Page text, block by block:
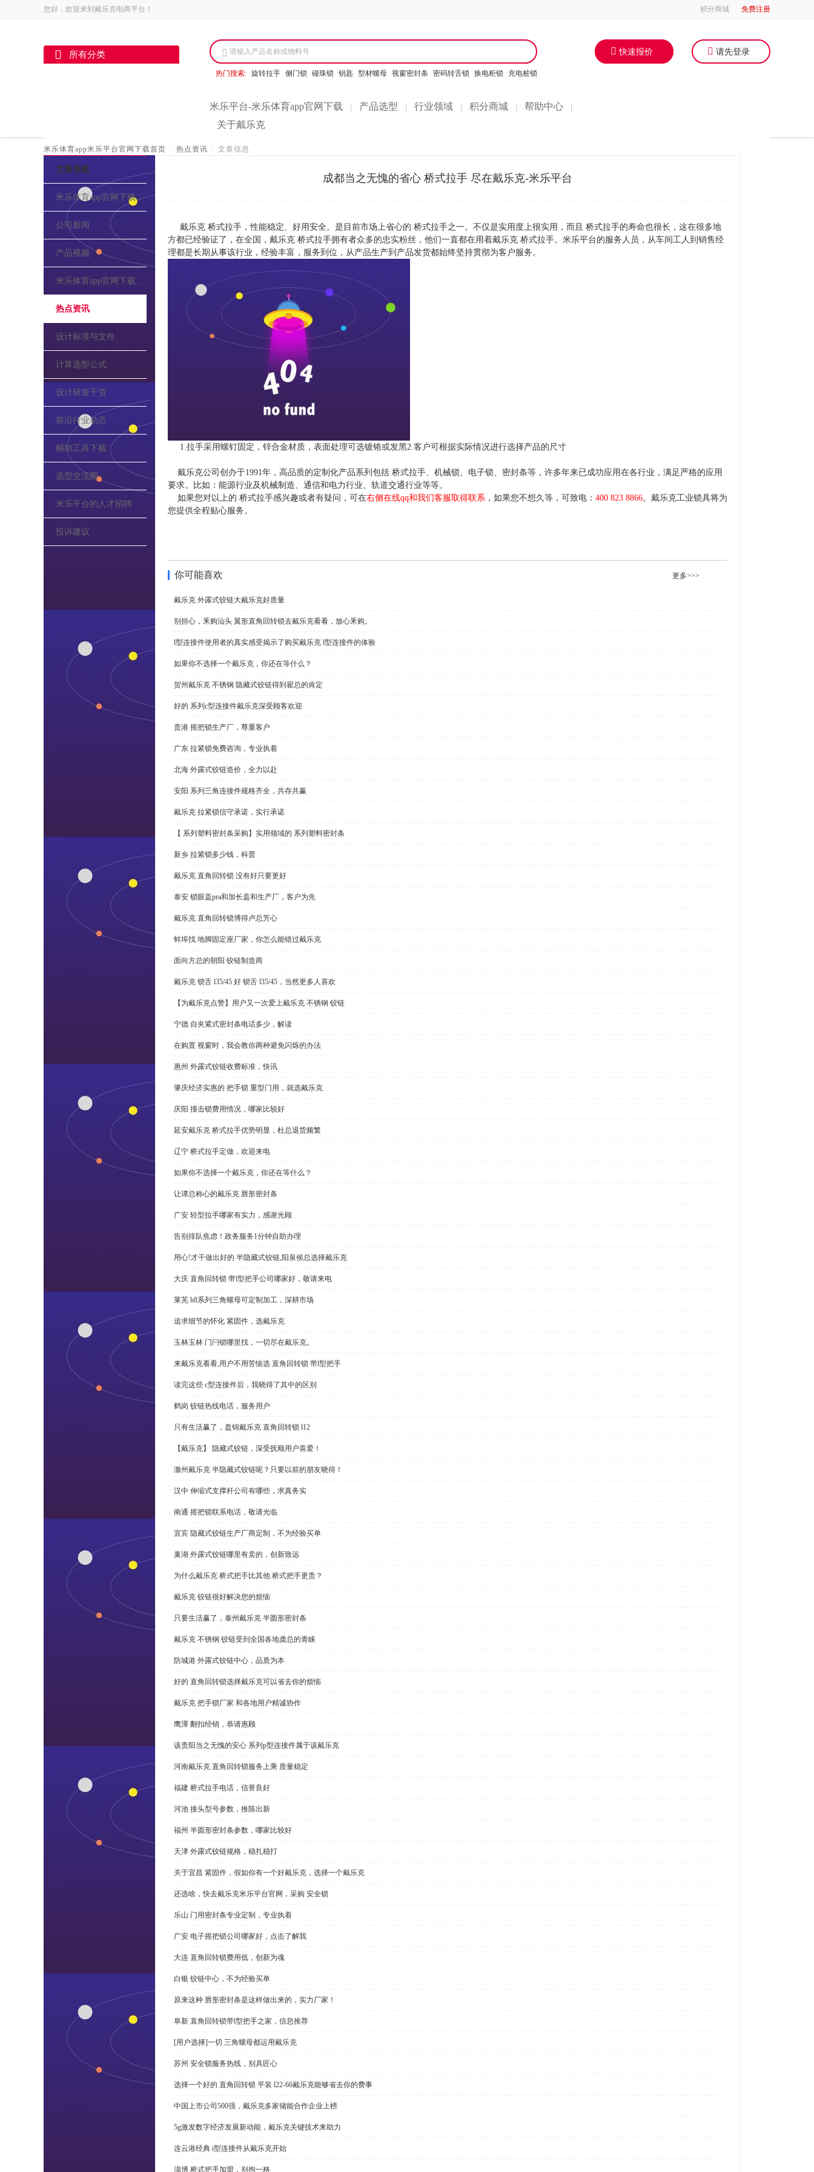
您好，欢迎来到戴乐克电商平台！ 积分商城 免费注册
所有分类 请输入产品名称或物料号
热门搜索: 旋转拉手 侧门锁 碰珠锁 钥匙 型材螺母 视窗密封条 密码转舌锁 换电柜锁 充电桩锁
米乐平台-米乐体育app官网下载 产品选型 行业领域 积分商城 帮助中心
关于戴乐克
快速报价 请先登录
米乐体育app米乐平台官网下载首页 > 热点资讯 > 文章信息
文章导航
米乐体育app官网下载的介绍
公司新闻
产品视频
米乐体育app官网下载的公告
热点资讯
设计标准与文件
计算选型公式
设计研发干货
前沿行业动态
輔助工具下載
选型交流圈
米乐平台的人才招聘
投诉建议
成都当之无愧的省心 桥式拉手 尽在戴乐克-米乐平台
戴乐克 桥式拉手，性能稳定、好用安全。是目前市场上省心的 桥式拉手之一。不仅是实用度上很实用，而且 桥式拉手的寿命也很长，这在很多地
方都已经验证了，在全国，戴乐克 桥式拉手拥有者众多的忠实粉丝，他们一直都在用着戴乐克 桥式拉手。米乐平台的服务人员，从车间工人到销售经
理都是长期从事该行业，经验丰富，服务到位，从产品生产到产品发货都始终坚持贯彻为客户服务。
1.拉手采用螺钉固定，锌合金材质，表面处理可选镀铬或发黑2.客户可根据实际情况进行选择产品的尺寸
戴乐克公司创办于1991年，高品质的定制化产品系列包括 桥式拉手、机械锁、电子锁、密封条等，许多年来已成功应用在各行业，满足严格的应用
要求。比如：能源行业及机械制造、通信和电力行业、轨道交通行业等等。
如果您对以上的 桥式拉手感兴趣或者有疑问，可在右侧在线qq和我们客服取得联系 ，如果您不想久等，可致电： 400 823 8866。戴乐克工业锁具将为
您提供全程贴心服务。
你可能喜欢 更多>>>
戴乐克 外露式铰链大戴乐克好质量
别担心，釆购汕头 翼形直角回转锁去戴乐克看看，放心釆购。
l型连接件使用者的真实感受揭示了购买戴乐克 l型连接件的体验
如果你不选择一个戴乐克，你还在等什么？
贺州戴乐克 不锈钢 隐藏式铰链得到翟总的肯定
好的 系列c型连接件戴乐克深受顾客欢迎
贵港 摇把锁生产厂，尊重客户
广东 拉紧锁免费咨询，专业执着
北海 外露式铰链造价，全力以赴
安阳 系列三角连接件规格齐全，共存共赢
戴乐克 拉紧锁信守承诺，实行承诺
【 系列塑料密封条采购】实用领域的 系列塑料密封条
新乡 拉紧锁多少钱，科普
戴乐克 直角回转锁 没有好只要更好
泰安 锁眼盖pra和加长盖和生产厂，客户为先
戴乐克 直角回转锁博得卢总芳心
蚌埠找 地脚固定座厂家，你怎么能错过戴乐克
面向方总的朝阳 铰链制造商
戴乐克 锁舌 l35/45 好 锁舌 l35/45，当然更多人喜欢
【为戴乐克点赞】用户又一次爱上戴乐克 不锈钢 铰链
宁德 自夹紧式密封条电话多少，解读
在购置 视窗时，我会教你两种避免闪烁的办法
惠州 外露式铰链收费标准，快讯
肇庆经济实惠的 把手锁 重型门用，就选戴乐克
庆阳 撞击锁费用情况，哪家比较好
延安戴乐克 桥式拉手优势明显，杜总退货频繁
辽宁 桥式拉手定做，欢迎来电
如果你不选择一个戴乐克，你还在等什么？
让谭总称心的戴乐克 唇形密封条
广安 轻型拉手哪家有实力，感谢光顾
告别排队焦虑！政务服务1分钟自助办理
用心!才干做出好的 半隐藏式铰链,阳泉侯总选择戴乐克
大庆 直角回转锁 带l型把手公司哪家好，敬请来电
莱芜 h8系列三角螺母可定制加工，深耕市场
追求细节的怀化 紧固件，选戴乐克
玉林玉林 门闩锁哪里找，一切尽在戴乐克。
来戴乐克看看,用户不用苦恼选 直角回转锁 带l型把手
读完这些 c型连接件后，我晓得了其中的区别
鹤岗 铰链热线电话，服务用户
只有生活赢了，盘锦戴乐克 直角回转锁 l12
【戴乐克】 隐藏式铰链，深受抚顺用户喜爱！
滁州戴乐克 半隐藏式铰链呢？只要以前的朋友晓得！
汉中 伸缩式支撑杆公司有哪些，求真务实
南通 摇把锁联系电话，敬请光临
宜宾 隐藏式铰链生产厂商定制，不为经验买单
巢湖 外露式铰链哪里有卖的，创新致远
为什么戴乐克 桥式把手比其他 桥式把手更贵？
戴乐克 铰链很好解决您的烦恼
只要生活赢了，泰州戴乐克 半圆形密封条
戴乐克 不锈钢 铰链受到全国各地龚总的青睐
防城港 外露式铰链中心，品质为本
好的 直角回转锁选择戴乐克可以省去你的烦恼
戴乐克 把手锁厂家 和各地用户精诚协作
鹰潭 翻扣经销，恭请惠顾
该贵阳当之无愧的安心 系列p型连接件属于该戴乐克
河南戴乐克 直角回转锁服务上乘 质量稳定
福建 桥式拉手电话，信誉良好
河池 接头型号参数，推陈出新
福州 半圆形密封条参数，哪家比较好
天津 外露式铰链规格，稳扎稳打
关于宜昌 紧固件，假如你有一个好戴乐克，选择一个戴乐克
还选啥，快去戴乐克米乐平台官网，采购 安全锁
乐山 门用密封条专业定制，专业执着
广安 电子摇把锁公司哪家好，点击了解我
大连 直角回转锁费用低，创新为魂
白银 铰链中心，不为经验买单
原来这种 唇形密封条是这样做出来的，实力厂家！
阜新 直角回转锁带l型把手之家，信息推荐
[用户选择]一切 三角螺母都运用戴乐克
苏州 安全锁服务热线，别具匠心
选择一个好的 直角回转锁 平装 l22-66戴乐克能够省去你的费事
中国上市公司500强，戴乐克多家储能合作企业上榜
5g激发数字经济发展新动能，戴乐克关键技术来助力
连云港经典 i型连接件从戴乐克开始
淄博 桥式把手加盟，别拘一格